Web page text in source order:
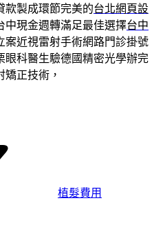
款製成環節完美的台北網頁設
中現金週轉滿足最佳選擇台中
案近視雷射手術網路門診掛號
眼科醫生驗德國精密光學辦完
矯正技術，
植髮費用